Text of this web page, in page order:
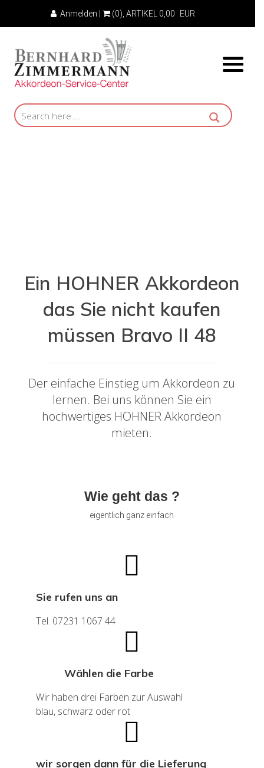
Anmelden | (0) , ARTIKEL 0,00 EUR
Ein HOHNER Akkordeon
das Sie nicht kaufen
müssen Bravo II 48
Der einfache Einstieg um Akkordeon zu
lernen. Bei uns können Sie ein
hochwertiges HOHNER Akkordeon
mieten.
Wie geht das ?
eigentlich ganz einfach
Sie rufen uns an
Tel. 07231 1067 44
Wählen die Farbe
Wir haben drei Farben zur Auswahl
blau, schwarz oder rot
wir sorgen dann für die Lieferung